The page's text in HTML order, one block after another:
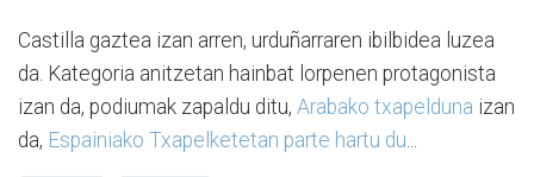
Castilla gaztea izan arren, urduñarraren ibilbidea luzea
da. Kategoria anitzetan hainbat lorpenen protagonista
izan da, podiumak zapaldu ditu, Arabako txapelduna izan
da, Espainiako Txapelketetan parte hartu du